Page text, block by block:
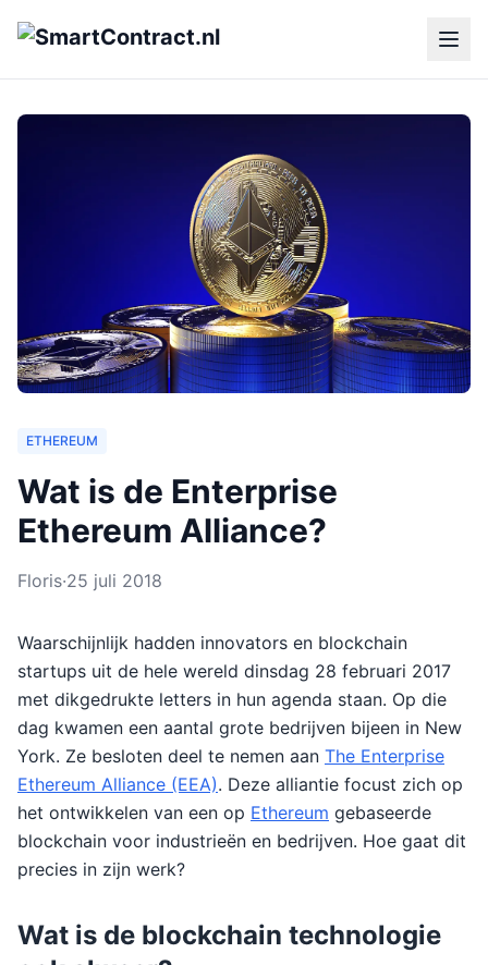
ETHEREUM
Wat is de Enterprise
Ethereum Alliance?
Floris·25 juli 2018
Waarschijnlijk hadden innovators en blockchain
startups uit de hele wereld dinsdag 28 februari 2017
met dikgedrukte letters in hun agenda staan. Op die
dag kwamen een aantal grote bedrijven bijeen in New
York. Ze besloten deel te nemen aan The Enterprise
Ethereum Alliance (EEA). Deze alliantie focust zich op
het ontwikkelen van een op Ethereum gebaseerde
blockchain voor industrieën en bedrijven. Hoe gaat dit
precies in zijn werk?
Wat is de blockchain technologie